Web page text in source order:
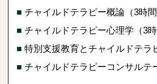
■ チャイルドテラピー概論（3時間
■ チャイルドテラピー心理学（3時
■ 特別支援教育とチャイルドテラ
■ チャイルドテラピーコンサルテ